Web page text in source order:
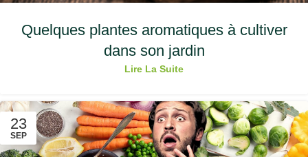
Quelques plantes aromatiques à cultiver
dans son jardin
Lire La Suite
23
SEP